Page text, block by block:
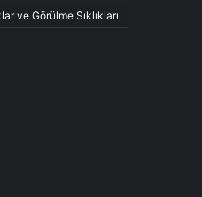
ve Görülme Sıklıkları